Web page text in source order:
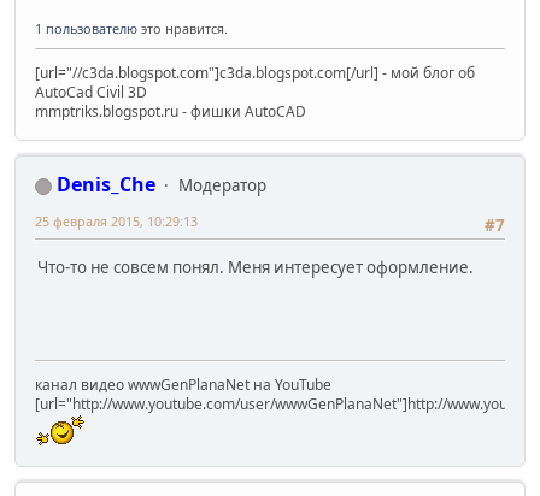
1 пользователю это нравится.
[url="//c3da.blogspot.com"]c3da.blogspot.com[/url] - мой блог об
AutoCad Civil 3D
mmptriks.blogspot.ru - фишки AutoCAD
Denis_Che
Модератор
#7
25 февраля 2015, 10:29:13
Что-то не совсем понял. Меня интересует оформление.
канал видео wwwGenPlanaNet на YouTube
[url="http://www.youtube.com/user/wwwGenPlanaNet"]http://